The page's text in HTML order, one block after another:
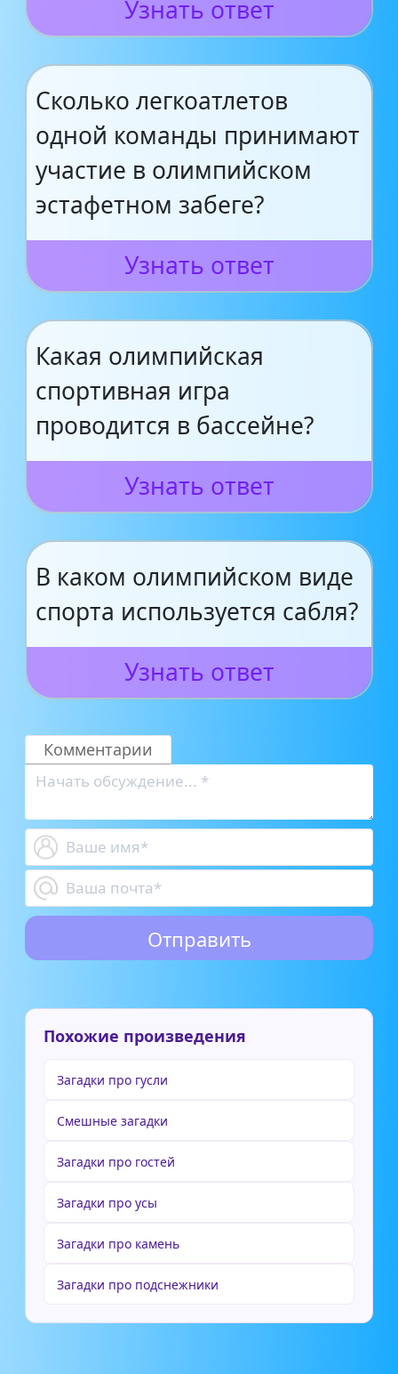
Узнать ответ
Сколько легкоатлетов
одной команды принимают
участие в олимпийском
эстафетном забеге?
Узнать ответ
Какая олимпийская
спортивная игра
проводится в бассейне?
Узнать ответ
В каком олимпийском виде
спорта используется сабля?
Узнать ответ
Комментарии
Похожие произведения
Загадки про гусли
Смешные загадки
Загадки про гостей
Загадки про усы
Загадки про камень
Загадки про подснежники